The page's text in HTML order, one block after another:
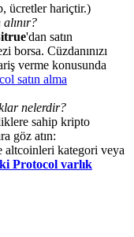
USDT prize pool!
ücretler hariçtir.)
'dan satın
borsa. Cüzdanınızı
verme konusunda
satın alma
nelerdir?
sahip kripto
göz atın:
kategori veya
Protocol varlık